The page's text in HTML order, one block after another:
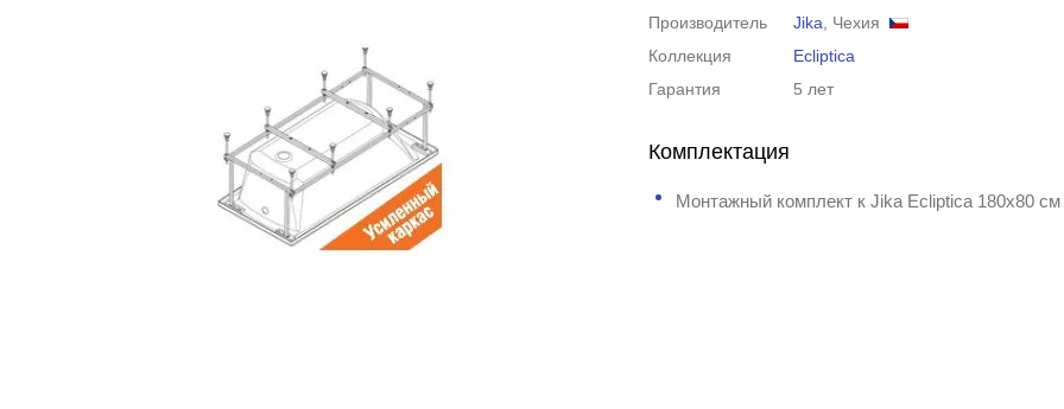
Производитель
Jika , Чехия
Коллекция
Ecliptica
Гарантия
5 лет
Комплектация
Монтажный комплект к Jika Ecliptica 180x80 см